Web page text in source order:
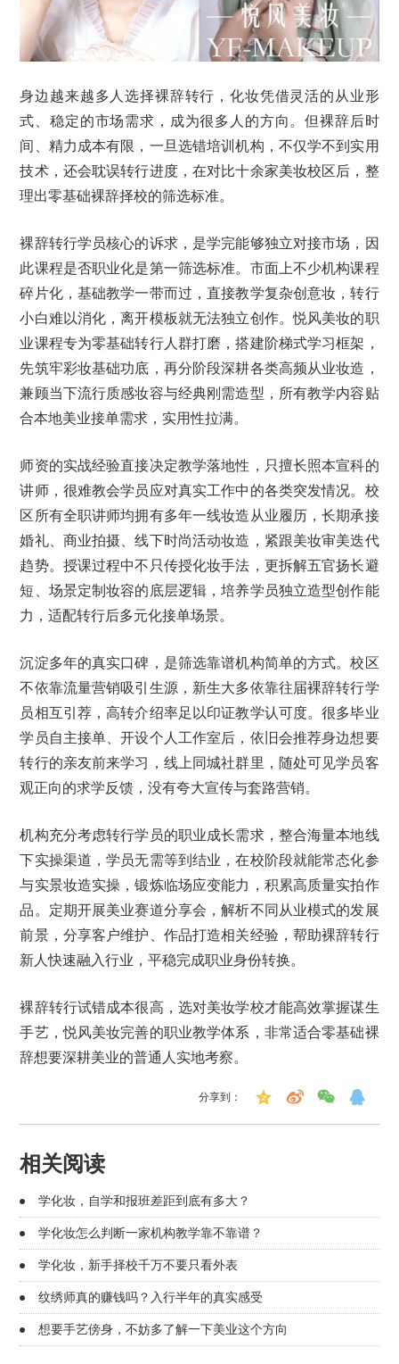
身边越来越多人选择裸辞转行，化妆凭借灵活的从业形
式、稳定的市场需求，成为很多人的方向。但裸辞后时
间、精力成本有限，一旦选错培训机构，不仅学不到实用
技术，还会耽误转行进度，在对比十余家美妆校区后，整
理出零基础裸辞择校的筛选标准。
裸辞转行学员核心的诉求，是学完能够独立对接市场，因
此课程是否职业化是第一筛选标准。市面上不少机构课程
碎片化，基础教学一带而过，直接教学复杂创意妆，转行
小白难以消化，离开模板就无法独立创作。悦风美妆的职
业课程专为零基础转行人群打磨，搭建阶梯式学习框架，
先筑牢彩妆基础功底，再分阶段深耕各类高频从业妆造，
兼顾当下流行质感妆容与经典刚需造型，所有教学内容贴
合本地美业接单需求，实用性拉满。
师资的实战经验直接决定教学落地性，只擅长照本宣科的
讲师，很难教会学员应对真实工作中的各类突发情况。校
区所有全职讲师均拥有多年一线妆造从业履历，长期承接
婚礼、商业拍摄、线下时尚活动妆造，紧跟美妆审美迭代
趋势。授课过程中不只传授化妆手法，更拆解五官扬长避
短、场景定制妆容的底层逻辑，培养学员独立造型创作能
力，适配转行后多元化接单场景。
沉淀多年的真实口碑，是筛选靠谱机构简单的方式。校区
不依靠流量营销吸引生源，新生大多依靠往届裸辞转行学
员相互引荐，高转介绍率足以印证教学认可度。很多毕业
学员自主接单、开设个人工作室后，依旧会推荐身边想要
转行的亲友前来学习，线上同城社群里，随处可见学员客
观正向的求学反馈，没有夸大宣传与套路营销。
机构充分考虑转行学员的职业成长需求，整合海量本地线
下实操渠道，学员无需等到结业，在校阶段就能常态化参
与实景妆造实操，锻炼临场应变能力，积累高质量实拍作
品。定期开展美业赛道分享会，解析不同从业模式的发展
前景，分享客户维护、作品打造相关经验，帮助裸辞转行
新人快速融入行业，平稳完成职业身份转换。
裸辞转行试错成本很高，选对美妆学校才能高效掌握谋生
手艺，悦风美妆完善的职业教学体系，非常适合零基础裸
辞想要深耕美业的普通人实地考察。
分享到：
相关阅读
学化妆，自学和报班差距到底有多大？
学化妆怎么判断一家机构教学靠不靠谱？
学化妆，新手择校千万不要只看外表
纹绣师真的赚钱吗？入行半年的真实感受
想要手艺傍身，不妨多了解一下美业这个方向